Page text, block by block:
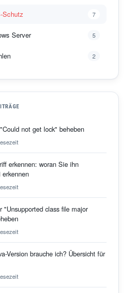
Schutz 7
Server 5
2
not get lock" beheben
erkennen: woran Sie ihn
erkennen
"Unsupported class file major
Version brauche ich? Übersicht für